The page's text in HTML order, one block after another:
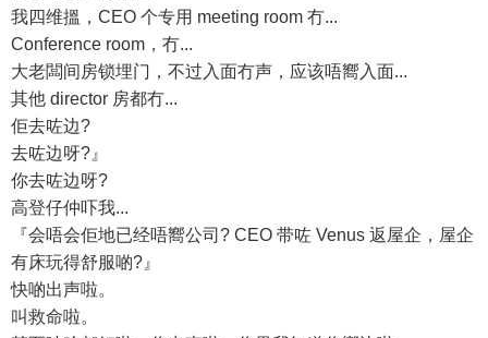
我四维搵，CEO 个专用 meeting room 冇...
Conference room，冇...
大老闆间房锁埋门，不过入面冇声，应该唔嚮入面...
其他 director 房都冇...
佢去咗边?
去咗边呀?』
你去咗边呀?
高登仔仲吓我...
『会唔会佢地已经唔嚮公司? CEO 带咗 Venus 返屋企，屋企
有床玩得舒服啲?』
快啲出声啦。
叫救命啦。